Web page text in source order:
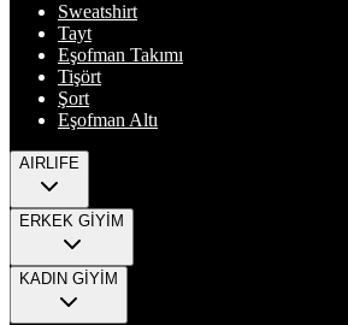
Sweatshirt
Tayt
Eşofman Takımı
Tişört
Şort
Eşofman Altı
AIRLIFE
ERKEK GİYİM
KADIN GİYİM